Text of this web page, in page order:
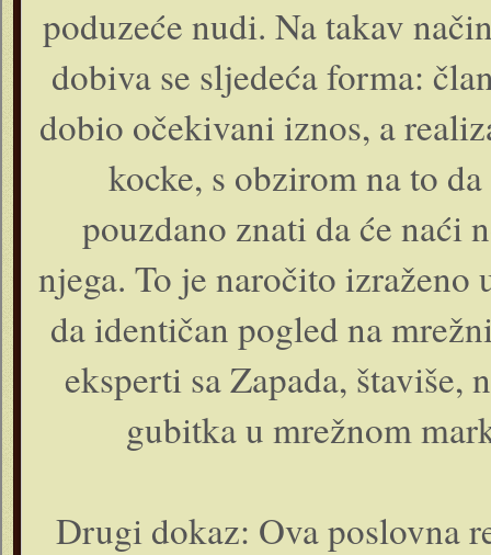
poduzeće nudi. Na takav
dobiva se sljedeća forma:
dobio očekivani iznos, a
kocke, s obzirom na to
pouzdano znati da će naći
njega. To je naročito
da identičan pogled na
eksperti sa Zapada, štaviše,
gubitka u mrežnom
Drugi dokaz: Ova poslovna